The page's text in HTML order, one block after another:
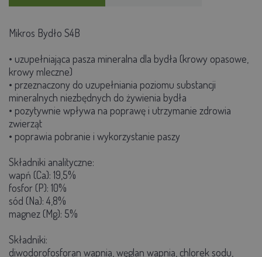
Mikros Bydło S4B
• uzupełniająca pasza mineralna dla bydła (krowy opasowe,
krowy mleczne)
• przeznaczony do uzupełniania poziomu substancji
mineralnych niezbędnych do żywienia bydła
• pozytywnie wpływa na poprawę i utrzymanie zdrowia
zwierząt
• poprawia pobranie i wykorzystanie paszy
Składniki analityczne:
wapń (Ca): 19,5%
fosfor (P): 10%
sód (Na): 4,8%
magnez (Mg): 5%
Składniki:
diwodorofosforan wapnia, węglan wapnia, chlorek sodu,